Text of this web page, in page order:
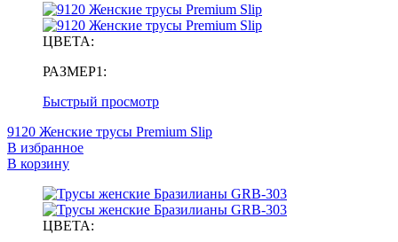
ЦВЕТА:
РАЗМЕР1:
Быстрый просмотр
9120 Женские трусы Premium Slip
В избранное
В корзину
ЦВЕТА: